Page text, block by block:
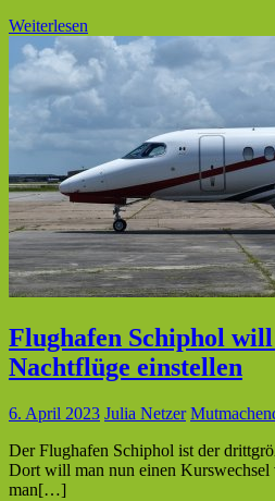
Weiterlesen
Flughafen Schiphol
Nachtflüge einstellen
6. April 2023 Julia Netzer
Der Flughafen Schiphol ist der
Dort will man nun einen
man[…]